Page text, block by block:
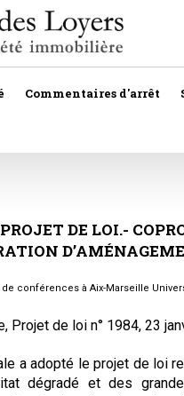
et projets de lois
immobilière
Commentaires d'arrêt
Baux
Construction
Copropriété
Droit rural
Fiscalité
PROJET DE LOI.-
conférences à Aix-Marseille
Projet de loi n° 1984, 23
a adopté le projet de loi
dégradé et des